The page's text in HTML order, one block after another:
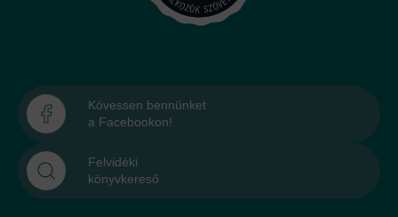
Kövessen bennünket
a Facebookon!
Felvidéki
könyvkereső